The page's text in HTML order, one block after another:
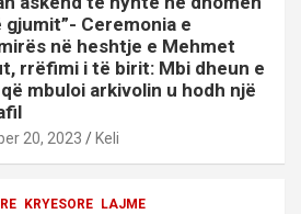
gjumit”- Ceremonia e
në heshtje e Mehmet
rrëfimi i të birit: Mbi dheun e
mbuloi arkivolin u hodh një
20, 2023 Keli
KRYESORE LAJME